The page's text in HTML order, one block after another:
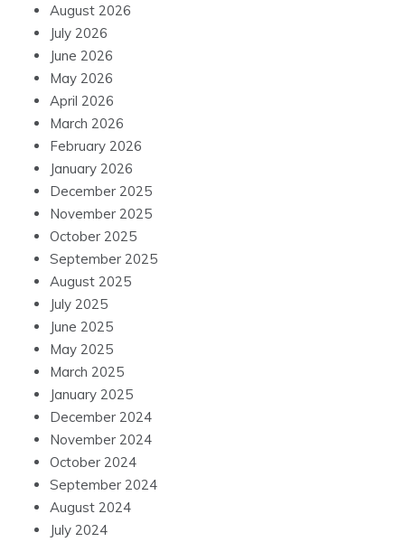
August 2026
July 2026
June 2026
May 2026
April 2026
March 2026
February 2026
January 2026
December 2025
November 2025
October 2025
September 2025
August 2025
July 2025
June 2025
May 2025
March 2025
January 2025
December 2024
November 2024
October 2024
September 2024
August 2024
July 2024